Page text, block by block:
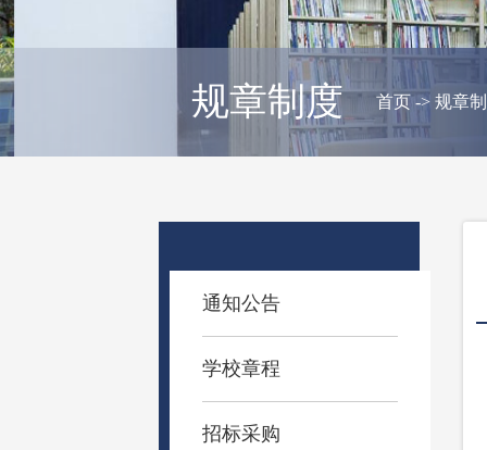
规章制度 首页-> 规章
通知公告
学校章程
招标采购